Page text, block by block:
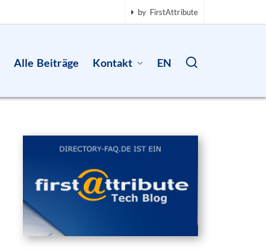
by FirstAttribute
Alle Beiträge Kontakt EN